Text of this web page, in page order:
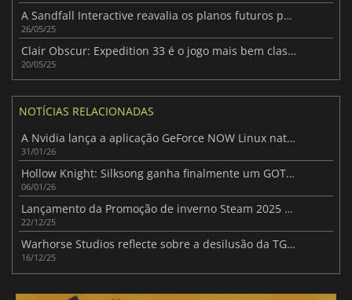
A Sandfall Interactive reavalia os planos futuros para Clair Obscur: Expedition 33
26/05/25
Clair Obscur: Expedition 33 é o jogo mais bem classificado de 2025 até à data
20/05/25
NOTÍCIAS RELACIONADAS
A Nvidia lança a aplicação GeForce NOW Linux nativa com DLSS e traçado de raios
31/01/26
Hollow Knight: Silksong ganha finalmente um GOTY sobre Expedition 33
06/01/26
Lançamento da Promoção de inverno Steam 2025 com grandes poupanças em toda a loja
22/12/25
Warhorse Studios reflecte sobre a desilusão da TGA 2025
16/12/25